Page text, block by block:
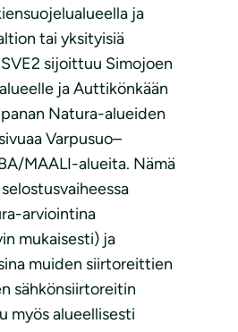
ja
tai yksityisiä
sijoittuu Simojoen
ja Auttikönkään
Natura-alueiden
Varpusuo–
MAALI-alueita. Nämä
arviointina
mukaisesti) ja
muiden siirtoreittien
sähkönsiirtoreitin
myös alueellisesti